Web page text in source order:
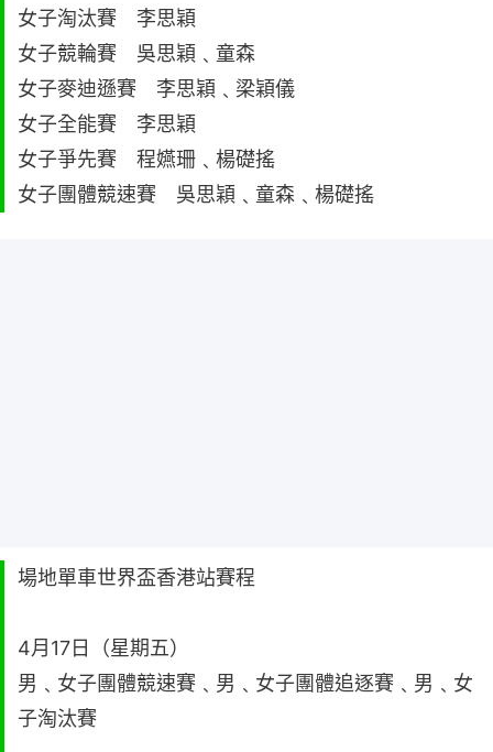
女子淘汰賽 李思穎
女子競輪賽 吳思穎﹑童森
女子麥迪遜賽 李思穎﹑梁穎儀
女子全能賽 李思穎
女子爭先賽 程嬿珊﹑楊礎搖
女子團體競速賽 吳思穎﹑童森﹑楊礎搖
場地單車世界盃香港站賽程
4月17日（星期五）
男﹑女子團體競速賽﹑男﹑女子團體追逐賽﹑男﹑女
子淘汰賽